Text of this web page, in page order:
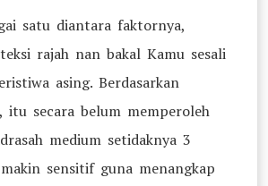
satu diantara faktornya,
rajah nan bakal Kamu sesali
asing. Berdasarkan
itu secara belum memperoleh
medium setidaknya 3
sensitif guna menangkap